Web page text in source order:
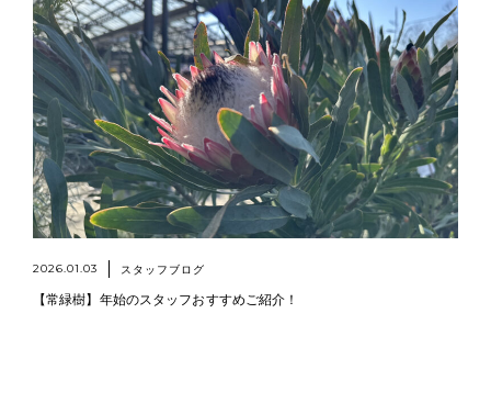
2026.01.03 スタッフブログ
【常緑樹】年始のスタッフおすすめご紹介！